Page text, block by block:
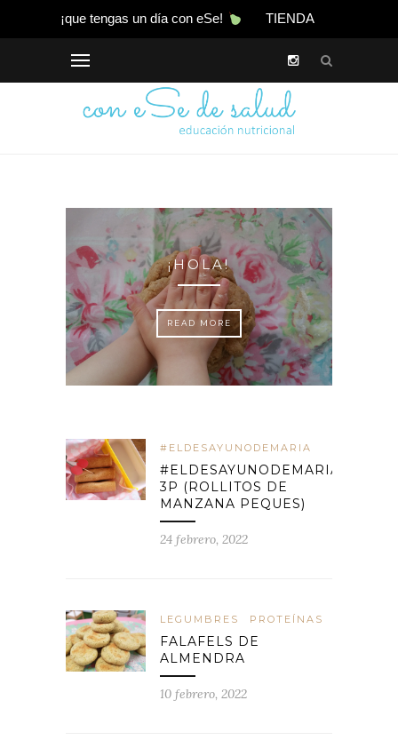
¡que tengas un día con eSe! TIENDA
TIENDA
READ MORE
#ELDESAYUNODEMARIA
#ELDESAYUNODEMARIA
3P (ROLLITOS DE
MANZANA PEQUES)
24 febrero, 2022
LEGUMBRES PROTEÍNAS
FALAFELS DE
ALMENDRA
10 febrero, 2022